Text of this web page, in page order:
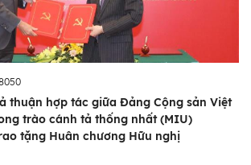
thuận hợp tác giữa Đảng Cộng sản Việt
trào cánh tả thống nhất (MIU)
tặng Huân chương Hữu nghị